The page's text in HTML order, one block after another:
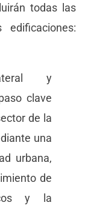
todas las
y
clave
de la
una
urbana,
de
y la